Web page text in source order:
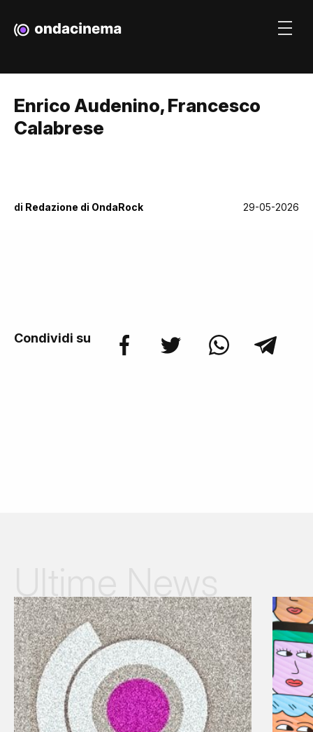
Enrico Audenino, Francesco
Calabrese
di Redazione di OndaRock 29-05-2026
Condividi su